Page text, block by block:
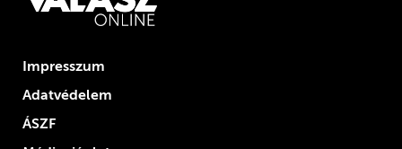
Impresszum
Adatvédelem
ÁSZF